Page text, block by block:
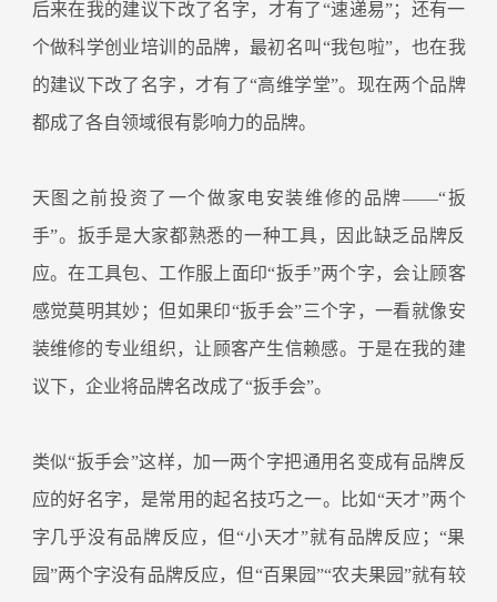
后来在我的建议下改了名字，才有了“速递易”；还有一
个做科学创业培训的品牌，最初名叫“我包啦”，也在我
的建议下改了名字，才有了“高维学堂”。现在两个品牌
都成了各自领域很有影响力的品牌。
天图之前投资了一个做家电安装维修的品牌——“扳
手”。扳手是大家都熟悉的一种工具，因此缺乏品牌反
应。在工具包、工作服上面印“扳手”两个字，会让顾客
感觉莫明其妙；但如果印“扳手会”三个字，一看就像安
装维修的专业组织，让顾客产生信赖感。于是在我的建
议下，企业将品牌名改成了“扳手会”。
类似“扳手会”这样，加一两个字把通用名变成有品牌反
应的好名字，是常用的起名技巧之一。比如“天才”两个
字几乎没有品牌反应，但“小天才”就有品牌反应；“果
园”两个字没有品牌反应，但“百果园”“农夫果园”就有较